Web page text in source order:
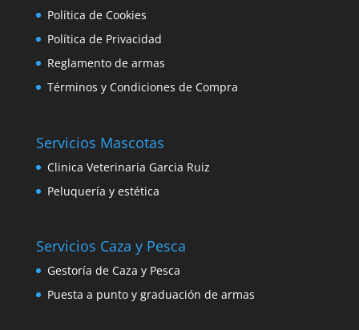
Política de Cookies
Política de Privacidad
Reglamento de armas
Términos y Condiciones de Compra
Servicios Mascotas
Clinica Veterinaria Garcia Ruiz
Peluquería y estética
Servicios Caza y Pesca
Gestoría de Caza y Pesca
Puesta a punto y graduación de armas